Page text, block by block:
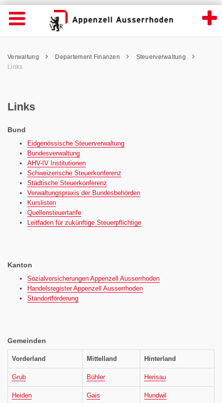
Links - Appenzell Ausserrhoden
Wichtige
Seiten
Home
Inhalt
Kontakt
Navigation öffnen
Inhalt
Pfadnavigation
Verwaltung Departement Finanzen
Steuerverwaltung
Links
Links
Bund
Eidgenössische Steuerverwaltung
Bundesverwaltung
AHV-IV Institutionen
Schweizerische Steuerkonferenz
Städtische Steuerkonferenz
Verwaltungspraxis der Bundesbehörden
Kurslisten
Quellensteuertarife
Leitfaden für zukünftige Steuerpflichtige
Kanton
Sozialversicherungen Appenzell Ausserrhoden
Handelsregister Appenzell Ausserrhoden
Standortförderung
Gemeinden
Vorderland Mittelland Hinterland
Grub Bühler Herisau
Heiden Gais Hundwil